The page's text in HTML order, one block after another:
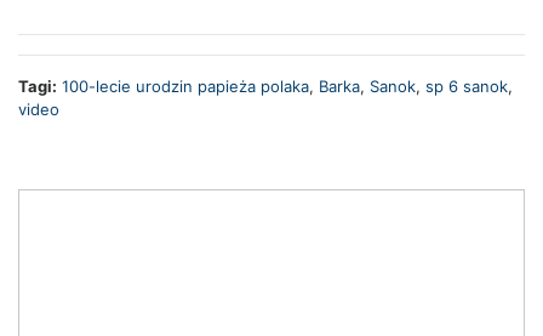
Tagi: 100-lecie urodzin papieża polaka, Barka, Sanok, sp 6 sanok,
video